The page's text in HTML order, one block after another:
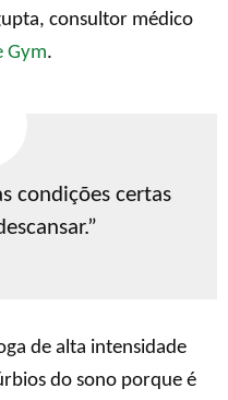
consultor médico
Gym.
condições certas
de alta intensidade
do sono porque é